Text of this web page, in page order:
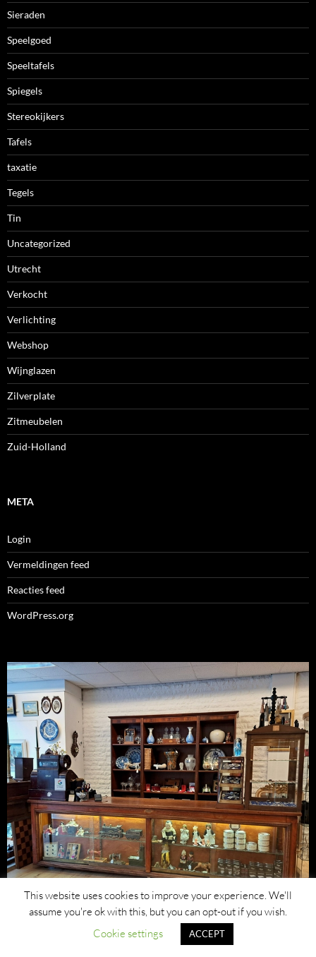
Sieraden
Speelgoed
Speeltafels
Spiegels
Stereokijkers
Tafels
taxatie
Tegels
Tin
Uncategorized
Utrecht
Verkocht
Verlichting
Webshop
Wijnglazen
Zilverplate
Zitmeubelen
Zuid-Holland
META
Login
Vermeldingen feed
Reacties feed
WordPress.org
This website uses cookies to improve your experience. We'll
assume you're ok with this, but you can opt-out if you wish.
Cookie settings
ACCEPT